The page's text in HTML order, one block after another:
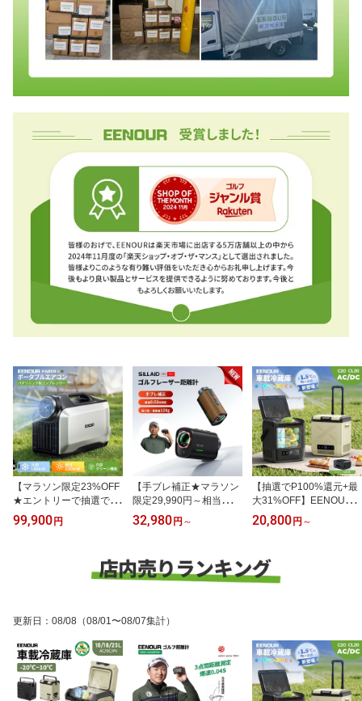
【マラソン限定23%OFF
★エントリーで抽選で最
大P100％還元】EENOU
R イーノウ PA800 ポー
00 ポータブルクーラー
工事不要 冷風 暖房 除湿
ドア 車中泊 小型 猛暑 湿
99,900 円
【手ブレ補正★マラソン
限定29,990円～相当！P
10倍+エントリー抽選で
最大P100％還元】SILLA
離計 ゴルフレーザー距離
計 光学式 高精度0.02秒
Stabilizer 軽量 ピンロッ
32,980 円 ～
【抽選でP100%還元+最
大31%OFF】EENOUR
ポータブル冷蔵庫 20L 冷
凍冷蔵対応 バッテリー内
型冷凍庫 車載 冷蔵庫 ク
ーラーボックス 冷蔵庫
B01
20,800 円 ～
更新日 ： 08/08 （08/01〜08/07集計）